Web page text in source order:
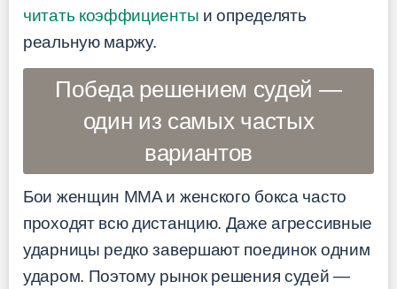
читать коэффициенты и определять
реальную маржу.
Победа решением судей —
один из самых частых
вариантов
Бои женщин MMA и женского бокса часто
проходят всю дистанцию. Даже агрессивные
ударницы редко завершают поединок одним
ударом. Поэтому рынок решения судей —